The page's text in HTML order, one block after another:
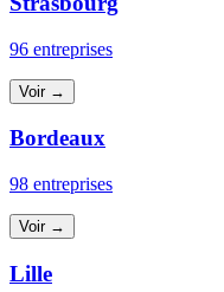
96 entreprises
Voir →
Bordeaux
98 entreprises
Voir →
Lille